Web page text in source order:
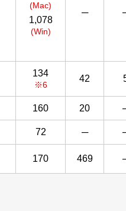
(Mac)
1,078
(Win)
─
134
※6
42
160 20
72 ─
170 469